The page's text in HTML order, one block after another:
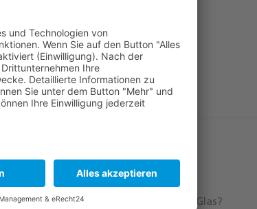
der HEG in Eltmann
im Honig – was ist drin im Glas?